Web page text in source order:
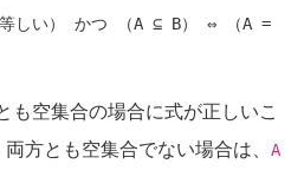
等しい） かつ （A ⊆ B） ⇔ （A =
空集合の場合に式が正しいこ
方とも空集合でない場合は、
A